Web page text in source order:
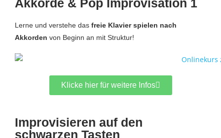
Akkorde & Pop Improvisation 1
Lerne und verstehe das freie Klavier spielen nach
Akkorden von Beginn an mit Struktur!
Klicke hier für weitere Infos
Improvisieren auf den
schwarzen Tasten